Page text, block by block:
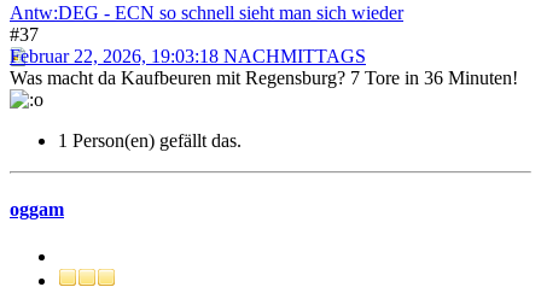
Antw:DEG - ECN so schnell sieht man sich wieder
#37
Februar 22, 2026, 19:03:18 NACHMITTAGS
Was macht da Kaufbeuren mit Regensburg? 7 Tore in 36 Minuten!
1 Person(en) gefällt das.
oggam